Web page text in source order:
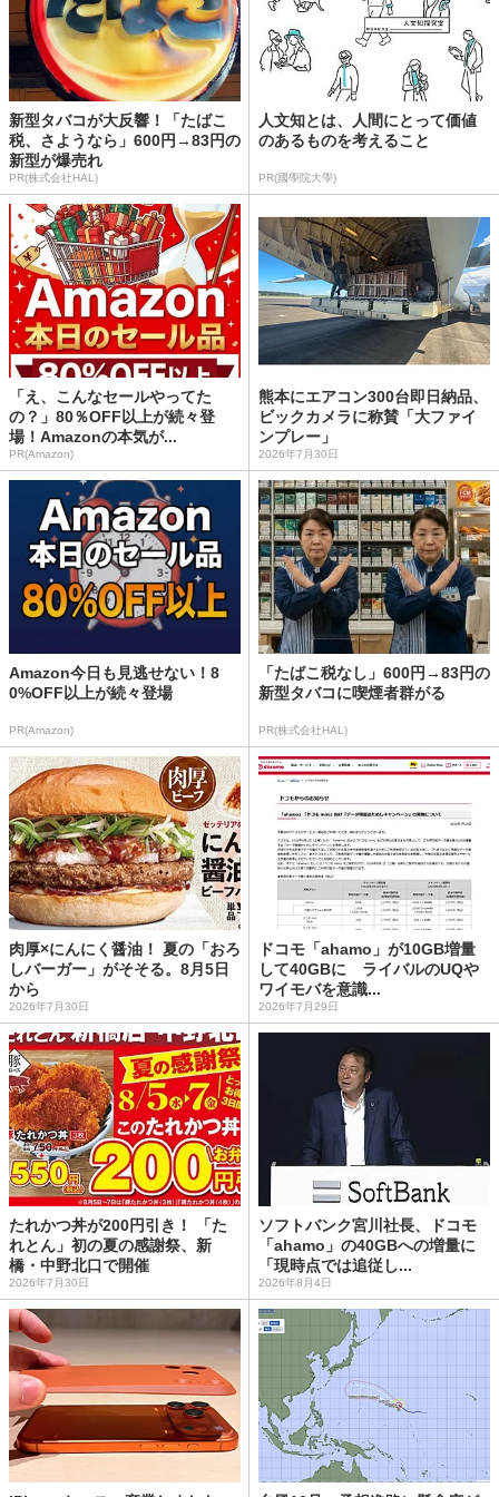
新型タバコが大反響！「たばこ
税、さようなら」600円→83円の
新型が爆売れ
PR(株式会社HAL)
人文知とは、人間にとって価値
のあるものを考えること
PR(國學院大學)
「え、こんなセールやってた
の？」80％OFF以上が続々登
場！Amazonの本気が...
PR(Amazon)
熊本にエアコン300台即日納品、
ビックカメラに称賛「大ファイ
ンプレー」
2026年7月30日
Amazon今日も見逃せない！8
0%OFF以上が続々登場
PR(Amazon)
「たばこ税なし」600円→83円の
新型タバコに喫煙者群がる
PR(株式会社HAL)
肉厚×にんにく醤油！ 夏の「おろ
しバーガー」がそそる。8月5日
から
2026年7月30日
ドコモ「ahamo」が10GB増量
して40GBに ライバルのUQや
ワイモバを意識...
2026年7月29日
たれかつ丼が200円引き！ 「た
れとん」初の夏の感謝祭、新
橋・中野北口で開催
2026年7月30日
ソフトバンク宮川社長、ドコモ
「ahamo」の40GBへの増量に
「現時点では追従し...
2026年8月4日